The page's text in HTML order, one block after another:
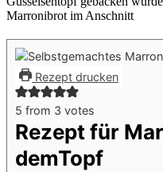
Marronibrot im Anschnitt
Rezept drucken
5 from 3 votes
Rezept für
demTopf